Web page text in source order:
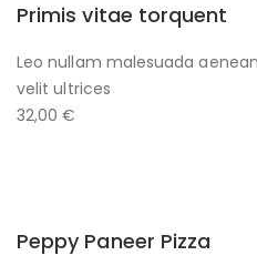
Primis vitae torquent
Leo nullam malesuada
velit ultrices
32,00 €
Peppy Paneer Pizza